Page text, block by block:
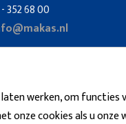
werken, om
onze cookies als u
352 68 00